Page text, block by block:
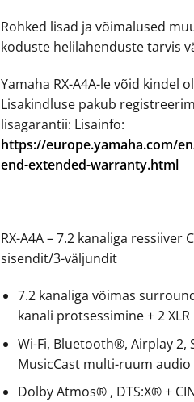
Rohked lisad ja võimalused
koduste helilahenduste tarvis
Yamaha RX-A4A-le võid kindel
Lisakindluse pakub
lisagarantii: Lisainfo:
https://europe.yamaha.com/
end-extended-warranty.html
RX-A4A – 7.2 kanaliga ressiiver
sisendit/3-väljundit
7.2 kanaliga võimas
kanali protsessimine + 2
Wi-Fi, Bluetooth®, Airplay 2,
MusicCast multi-ruum audio
Dolby Atmos® , DTS:X® +